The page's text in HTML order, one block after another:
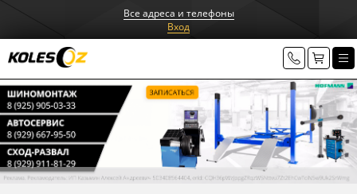
Все адреса и телефоны
Вход